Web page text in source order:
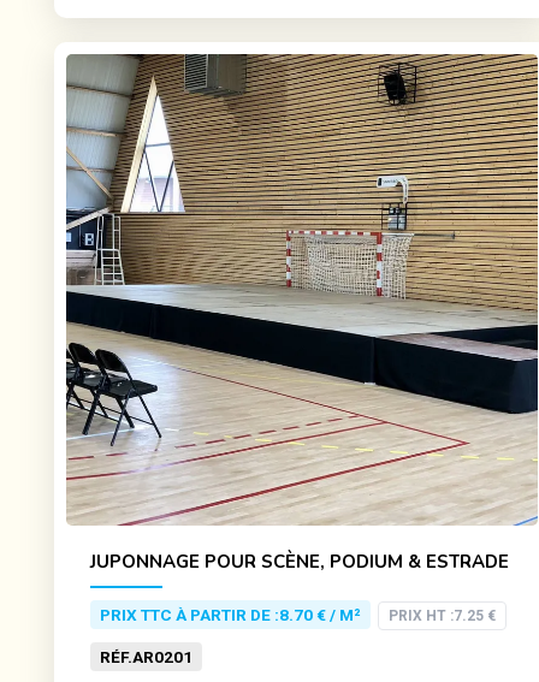
JUPONNAGE POUR SCÈNE, PODIUM & ESTRADE
RÉF.AR0201
PRIX TTC À PARTIR DE :8.70 € / M² PRIX HT :7.25 €